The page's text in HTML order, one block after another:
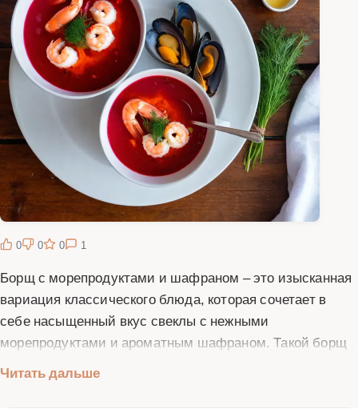
0 0 0 1
Борщ с морепродуктами и шафраном – это изысканная
вариация классического блюда, которая сочетает в
себе насыщенный вкус свеклы с нежными
морепродуктами и ароматным шафраном. Такой борщ
удивит даже самых искушенных гурманов. Для его
Читать дальше